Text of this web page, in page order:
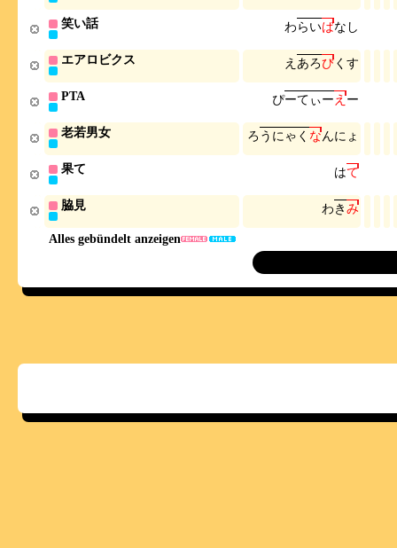
Alles gebündelt anzeigen
笑い話 わらいばな し
エアロビクス え あろびく す
PTA ぴーてぃーえー
老若男女 ろ う に ゃ く なんに ょ
果て はて
脇見 わきみ